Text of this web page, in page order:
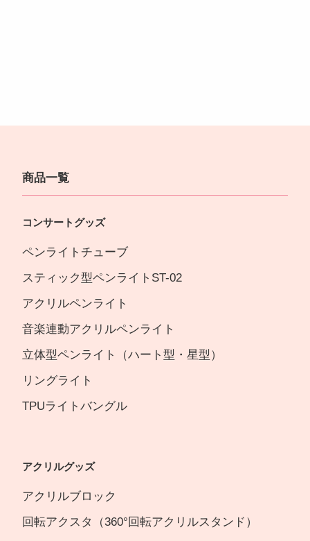
商品一覧
コンサートグッズ
ペンライトチューブ
スティック型ペンライトST-02
アクリルペンライト
音楽連動アクリルペンライト
立体型ペンライト（ハート型・星型）
リングライト
TPUライトバングル
アクリルグッズ
アクリルブロック
回転アクスタ（360°回転アクリルスタンド）